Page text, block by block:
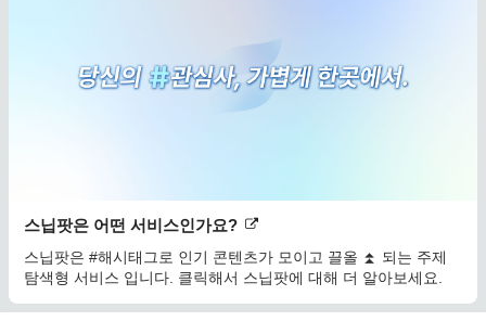
스닙팟은 어떤 서비스인가요?
스닙팟은 #해시태그로 인기 콘텐츠가 모이고 끌올 ⏫ 되는 주제
탐색형 서비스 입니다. 클릭해서 스닙팟에 대해 더 알아보세요.